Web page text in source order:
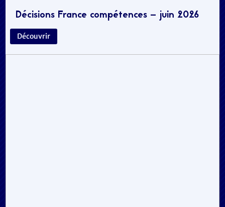
Décisions France compétences – juin 2026
Découvrir